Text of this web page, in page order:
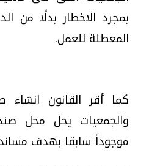
بمجرد الاخطار بدلًا من
المعطلة للعمل.
كما أقر القانون
والجمعيات يحل محل
موجوداً سابقا بهدف